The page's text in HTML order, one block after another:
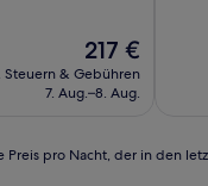
Der
Preis
beträgt
217 €
Steuern & Gebühren
7. Aug.–8. Aug.
Preis pro Nacht, der in den